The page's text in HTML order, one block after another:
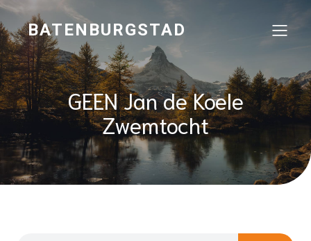
BATENBURGSTAD
GEEN Jan de Koele
Zwemtocht